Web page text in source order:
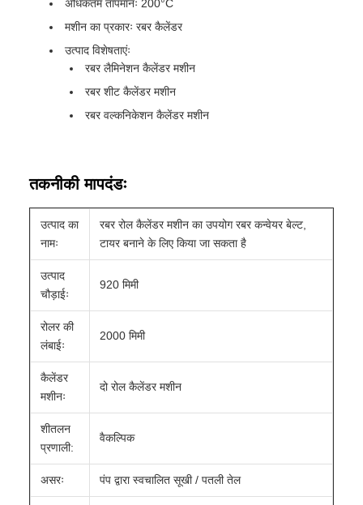
अधिकतम तापमानः 200°C
मशीन का प्रकारः रबर कैलेंडर
उत्पाद विशेषताएंः
रबर लैमिनेशन कैलेंडर मशीन
रबर शीट कैलेंडर मशीन
रबर वल्कनिकेशन कैलेंडर मशीन
तकनीकी मापदंडः
उत्पाद का
नामः
रबर रोल कैलेंडर मशीन का उपयोग रबर कन्वेयर बेल्ट,
टायर बनाने के लिए किया जा सकता है
उत्पाद
चौड़ाईः
920 मिमी
रोलर की
लंबाईः
2000 मिमी
कैलेंडर
मशीनः
दो रोल कैलेंडर मशीन
शीतलन
प्रणाली:
वैकल्पिक
असरः पंप द्वारा स्वचालित सूखी / पतली तेल